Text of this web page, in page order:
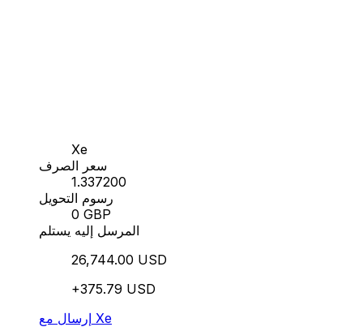
Xe
سعر الصرف
1.337200
رسوم التحويل
0 GBP
المرسل إليه يستلم
26,744.00 USD
+375.79 USD
إرسال مع Xe